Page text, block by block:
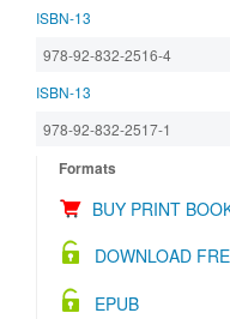
ISBN-13
978-92-832-2516-4
ISBN-13
978-92-832-2517-1
Formats
BUY PRINT
DOWNLOAD
EPUB